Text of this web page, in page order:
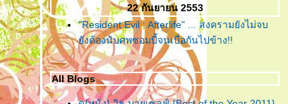
"ห้องตรงข้าม หัวใจตรงกัน"
กับตัวอย่างน้ำจิ้ม ของหนังสั้นที่
คงจะมีอะไรๆอยู่ในนั้น
"อินทรีแดง"... สมศักดิ์ศรีที่ได้
กลับมา ..วีรบุรุษที่หนังไท
ต้องการ!
22 กันยายน 2553
"Resident Evil : Afterlife" ... สงครามยังไม่จบ
ังต้องนับศพซอมบี้จนเบื่อกันไปข้าง!!
All Blogs